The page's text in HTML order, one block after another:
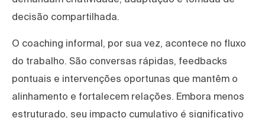
decisão compartilhada.
O coaching informal, por sua vez, acontece no fluxo
do trabalho. São conversas rápidas, feedbacks
pontuais e intervenções oportunas que mantêm o
alinhamento e fortalecem relações. Embora menos
estruturado, seu impacto cumulativo é significativo